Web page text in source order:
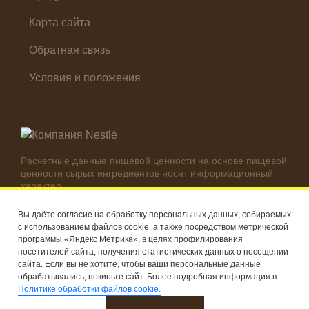
Карта сайта
Обратная связь
Условия и положения
Расчетные данные пищевой ценности на основе пищевой
ценности сырых ингредиентов носят информационный
характер.
используемых ингредиентов.
© Компания Nestlé, 2026 г. Все права защищены
®Владелец товарных знаков: Société des Produits Nestlé S.A.
(Швейцария)
Вы даёте согласие на обработку персональных данных, собираемых
с использованием файлов cookie, а также посредством метрической
программы «Яндекс Метрика», в целях профилирования
посетителей сайта, получения статистических данных о посещении
сайта. Если вы не хотите, чтобы ваши персональные данные
обрабатывались, покиньте сайт. Более подробная информация в
Политике обработки файлов cookie.